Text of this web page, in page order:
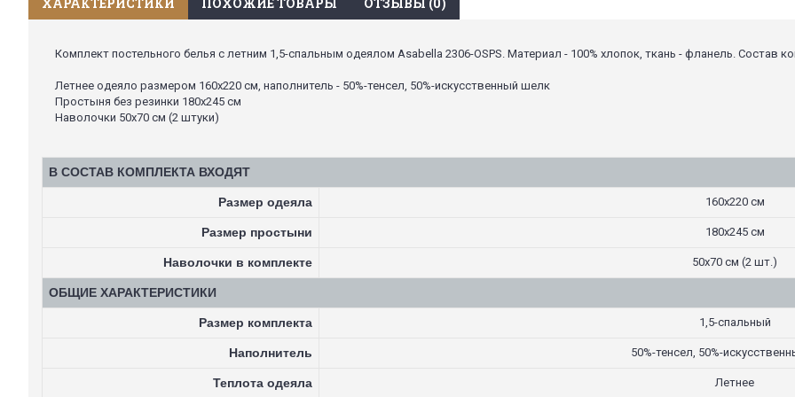
Комплект постельного белья с летним 1,5-спальным одеялом Asabella 2306-OSPS. Материал - 100% хлопок, ткань - фланель. Состав
Летнее одеяло размером 160х220 см, наполнитель - 50%-тенсел, 50%-искусственный шелк
Простыня без резинки 180х245 см
Наволочки 50х70 см (2 штуки)
В СОСТАВ КОМПЛЕКТА ВХОДЯТ
Размер одеяла 160х220 см
Размер простыни 180х245 см
Наволочки в комплекте 50х70 см (2 шт.)
ОБЩИЕ ХАРАКТЕРИСТИКИ
Размер комплекта 1,5-спальный
Наполнитель 50%-тенсел, 50%-
Теплота одеяла Летнее